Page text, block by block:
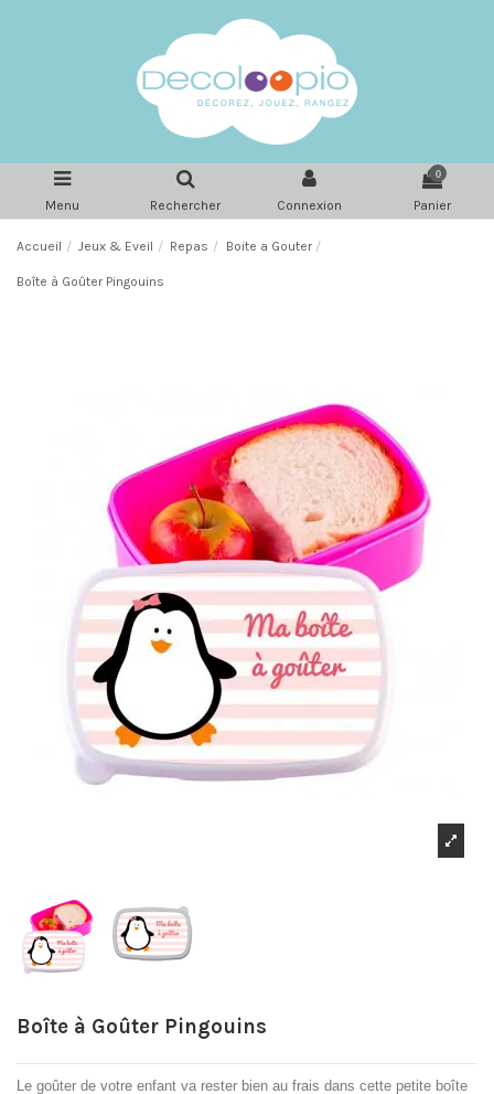
Menu Rechercher Connexion
0
Panier
Accueil Jeux & Eveil Repas Boite a Gouter
Boîte à Goûter Pingouins
Boîte à Goûter Pingouins
Le goûter de votre enfant va rester bien au frais dans cette petite boîte